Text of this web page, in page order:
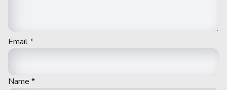
Email*
Name *